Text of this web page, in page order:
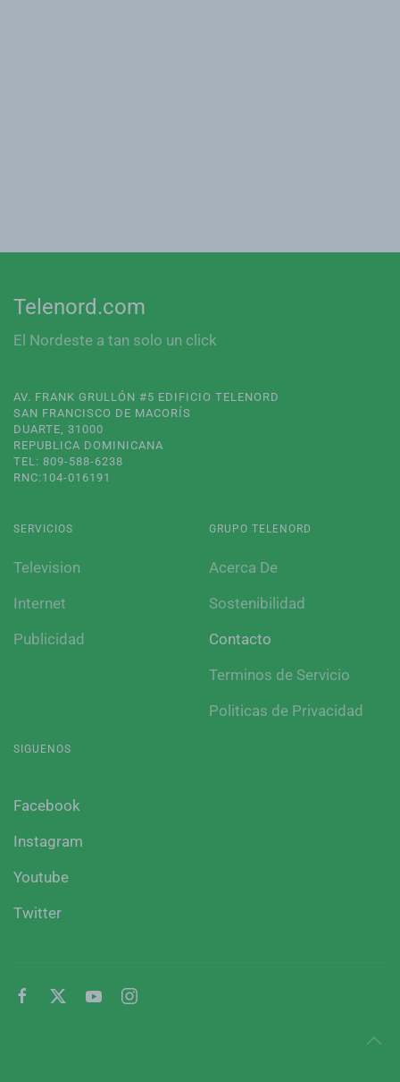
Telenord.com
El Nordeste a tan solo un click
AV. FRANK GRULLÓN #5 EDIFICIO TELENORD
SAN FRANCISCO DE MACORÍS
DUARTE, 31000
REPUBLICA DOMINICANA
TEL: 809-588-6238
RNC:104-016191
SERVICIOS
Television
Internet
Publicidad
GRUPO TELENORD
Acerca De
Sostenibilidad
Contacto
Terminos de Servicio
Politicas de Privacidad
SIGUENOS
Facebook
Instagram
Youtube
Twitter